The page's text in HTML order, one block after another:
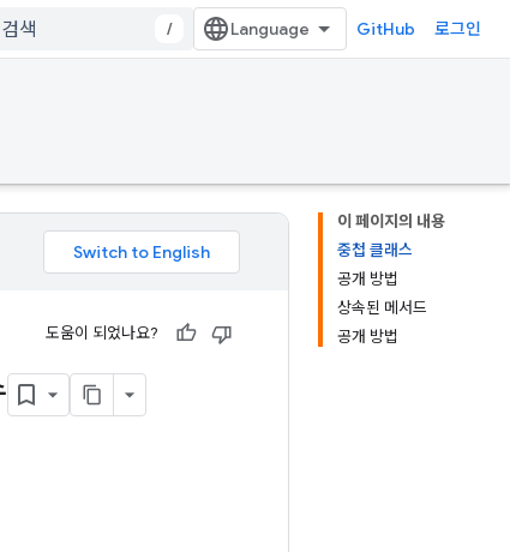
/ GitHub 로그인
이 페이지의 내용
중첩 클래스
공개 방법
상속된 메서드
공개 방법
도움이 되었나요?